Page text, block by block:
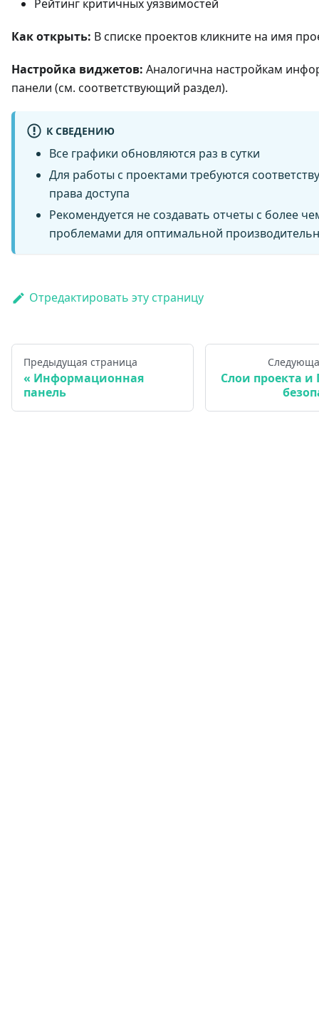
Рейтинг критичных уязвимостей
Как открыть: В списке проектов кликните на имя
Настройка виджетов: Аналогична настройкам
панели (см. соответствующий раздел).
К СВЕДЕНИЮ
Все графики обновляются раз в сутки
Для работы с проектами требуются
права доступа
Рекомендуется не создавать отчеты с более
проблемами для оптимальной
Отредактировать эту страницу
Предыдущая страница
Информационная
панель
Слои проекта и